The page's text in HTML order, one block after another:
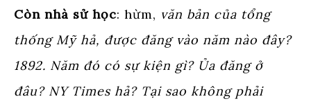
Còn nhà sử học: hừm, văn bản của tổng
thống Mỹ hả, được đăng vào năm nào đây?
1892. Năm đó có sự kiện gì? Ủa đăng ở
đâu? NY Times hả? Tại sao không phải